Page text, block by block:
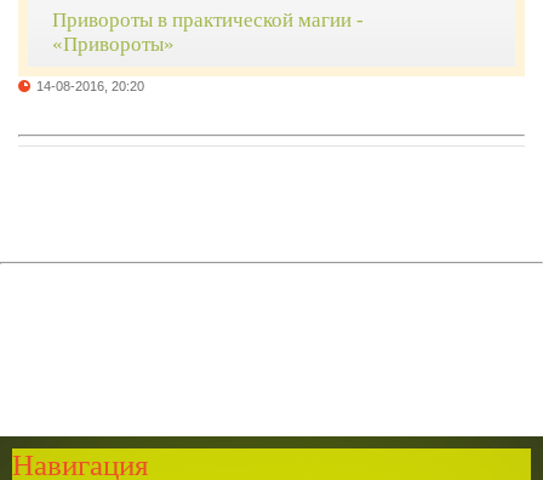
Привороты в практической магии -
«Привороты»
14-08-2016, 20:20
Навигация